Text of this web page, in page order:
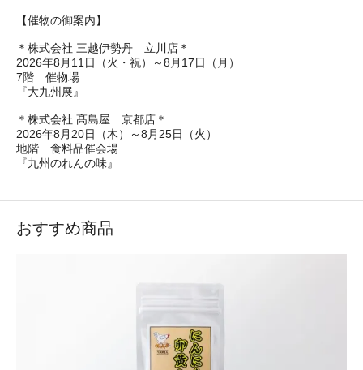
【催物の御案内】
＊株式会社 三越伊勢丹 立川店＊
2026年8月11日（火・祝）～8月17日（月）
7階 催物場
『大九州展』
＊株式会社 髙島屋 京都店＊
2026年8月20日（木）～8月25日（火）
地階 食料品催会場
『九州のれんの味』
おすすめ商品